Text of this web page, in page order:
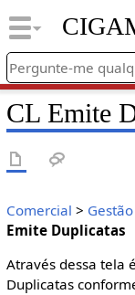
CL Emite
Comercial >
Emite Duplicatas
Através dessa tela
Duplicatas